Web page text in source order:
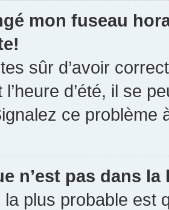
mon fuseau
sûr d’avoir
l’heure d’été, il se
ce problème
n’est pas dans la
plus probable est